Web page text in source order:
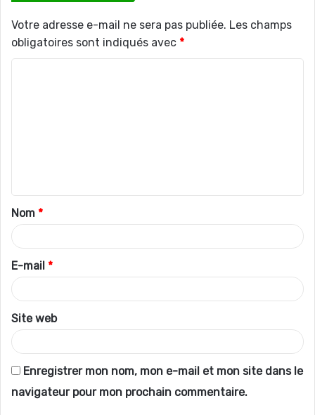
Votre adresse e-mail ne sera pas publiée. Les champs
obligatoires sont indiqués avec *
t
a
i
r
e
*
Nom *
E-mail *
Site web
Enregistrer mon nom, mon e-mail et mon site dans le
navigateur pour mon prochain commentaire.